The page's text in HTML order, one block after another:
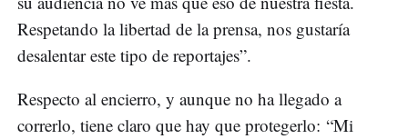
Respetando la libertad de la prensa, nos gustaría
desalentar este tipo de reportajes”.
Respecto al encierro, y aunque no ha llegado a
correrlo, tiene claro que hay que protegerlo: “Mi